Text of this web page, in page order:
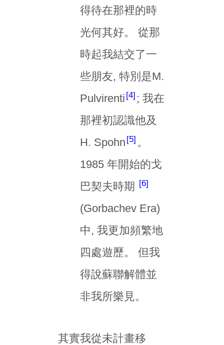
得待在那裡的時
光何其好。 從那
時起我結交了一
些朋友, 特別是M.
Pulvirenti 4 ; 我在
那裡初認識他及
H. Spohn 5 。
1985 年開始的戈
巴契夫時期
6
(Gorbachev Era)
中, 我更加頻繁地
四處遊歷。 但我
得說蘇聯解體並
非我所樂見。
其實我從未計畫移